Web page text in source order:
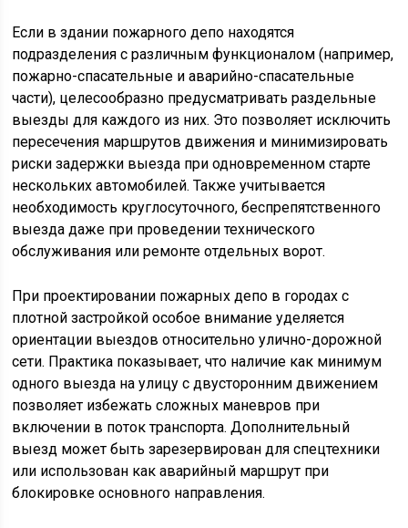
Если в здании пожарного депо находятся
подразделения с различным функционалом (например,
пожарно-спасательные и аварийно-спасательные
части), целесообразно предусматривать раздельные
выезды для каждого из них. Это позволяет исключить
пересечения маршрутов движения и минимизировать
риски задержки выезда при одновременном старте
нескольких автомобилей. Также учитывается
необходимость круглосуточного, беспрепятственного
выезда даже при проведении технического
обслуживания или ремонте отдельных ворот.
При проектировании пожарных депо в городах с
плотной застройкой особое внимание уделяется
ориентации выездов относительно улично-дорожной
сети. Практика показывает, что наличие как минимум
одного выезда на улицу с двусторонним движением
позволяет избежать сложных маневров при
включении в поток транспорта. Дополнительный
выезд может быть зарезервирован для спецтехники
или использован как аварийный маршрут при
блокировке основного направления.